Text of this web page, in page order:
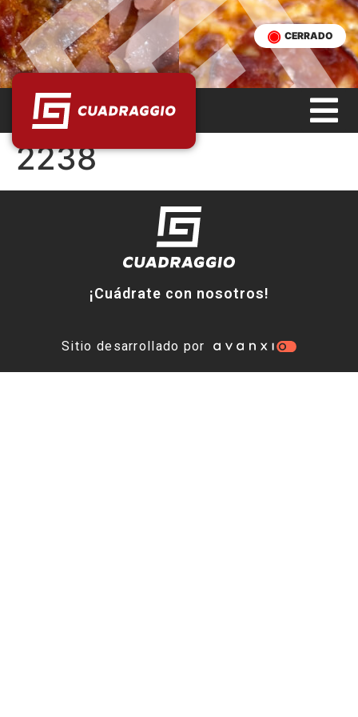
CERRADO
2238
¡Cuádrate con nosotros!
Sitio desarrollado por